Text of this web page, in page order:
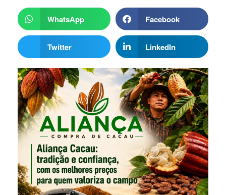
WhatsApp Facebook
Twitter LinkedIn